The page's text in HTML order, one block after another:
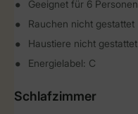
Geeignet für 6 Personen
Rauchen nicht gestattet
Haustiere nicht gestattet
Energielabel: C
Schlafzimmer